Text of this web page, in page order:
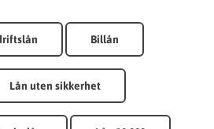
Billån
Lån uten sikkerhet